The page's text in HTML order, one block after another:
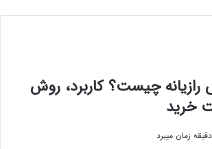
چیست؟ کاربرد، روش
خرید